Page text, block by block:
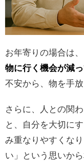
お年寄りの場合は、
物に行く機会が減
不安から、物を手
さらに、人との関
と、自分を大切に
み重なりやすくな
い」という思いか